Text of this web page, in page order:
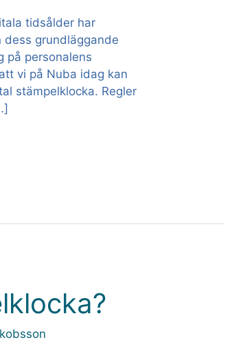
tidsålder har
grundläggande
på personalens
vi på Nuba idag kan
stämpelklocka. Regler